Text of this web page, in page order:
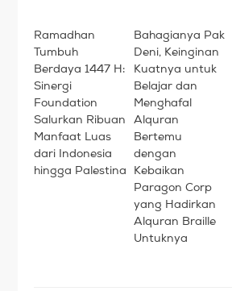
Ramadhan
Tumbuh
Berdaya 1447 H:
Sinergi
Foundation
Salurkan Ribuan
Manfaat Luas
dari Indonesia
hingga Palestina
Bahagianya Pak
Deni, Keinginan
Kuatnya untuk
Belajar dan
Menghafal
Alquran
Bertemu
dengan
Kebaikan
Paragon Corp
yang Hadirkan
Alquran Braille
Untuknya